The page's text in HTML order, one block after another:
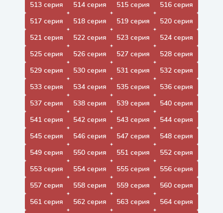
513 серия 514 серия 515 серия
516 серия
517 серия
518 серия 519 серия
520 серия
521 серия
522 серия 523 серия
524 серия
525 серия
526 серия 527 серия
528 серия
529 серия
530 серия 531 серия
532 серия
533 серия
534 серия 535 серия
536 серия
537 серия
538 серия 539 серия
540 серия
541 серия
542 серия 543 серия
544 серия
545 серия
546 серия 547 серия
548 серия
549 серия
550 серия 551 серия
552 серия
553 серия
554 серия 555 серия
556 серия
557 серия
558 серия 559 серия
560 серия
561 серия
562 серия 563 серия
564 серия